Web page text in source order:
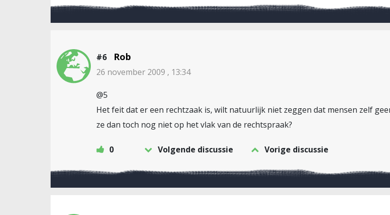
#6 Rob
26 november 2009 , 13:34
@5
Het feit dat er een rechtzaak is, wilt natuurlijk niet zeggen dat mensen zelf
ze dan toch nog niet op het vlak van de rechtspraak?
0 Volgende discussie Vorige discussie